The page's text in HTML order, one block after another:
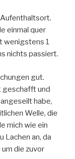
einmal quer
wenigstens 1
nichts passiert.
gut.
geschafft und
habe,
Welle, die
mich wie ein
Lachen an, da
die zuvor